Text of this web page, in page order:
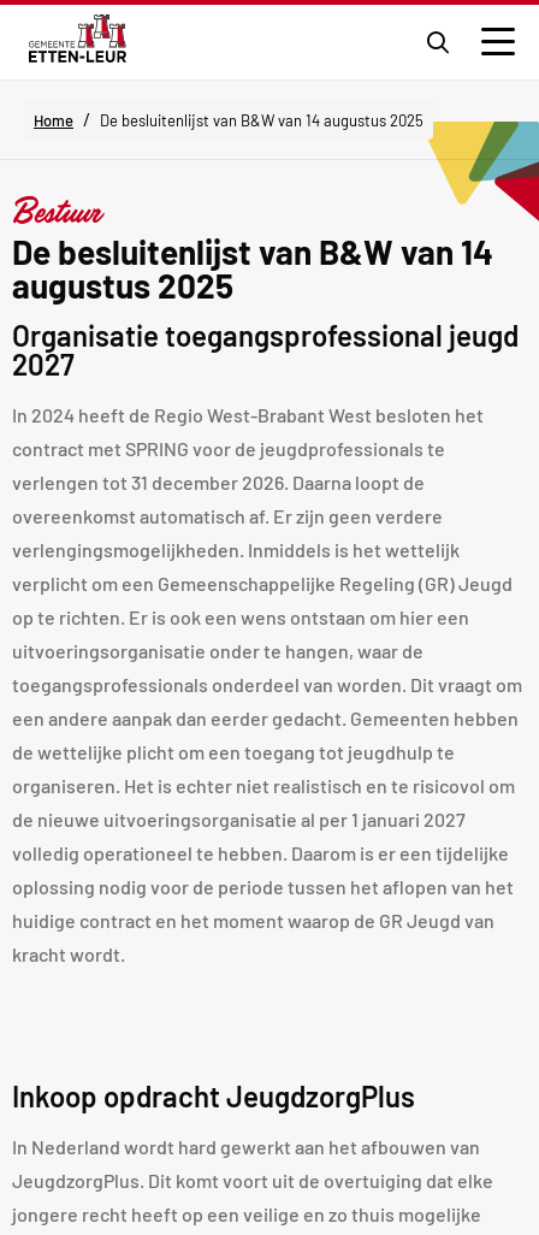
naar
Home / De besluitenlijst van B&W van 14 augustus 2025
Bestuur
De besluitenlijst van B&W van 14
augustus 2025
Organisatie toegangsprofessional jeugd
2027
In 2024 heeft de Regio West-Brabant West besloten het
contract met SPRING voor de jeugdprofessionals te
verlengen tot 31 december 2026. Daarna loopt de
overeenkomst automatisch af. Er zijn geen verdere
verlengingsmogelijkheden. Inmiddels is het wettelijk
verplicht om een Gemeenschappelijke Regeling (GR) Jeugd
op te richten. Er is ook een wens ontstaan om hier een
uitvoeringsorganisatie onder te hangen, waar de
toegangsprofessionals onderdeel van worden. Dit vraagt om
een andere aanpak dan eerder gedacht. Gemeenten hebben
de wettelijke plicht om een toegang tot jeugdhulp te
organiseren. Het is echter niet realistisch en te risicovol om
de nieuwe uitvoeringsorganisatie al per 1 januari 2027
volledig operationeel te hebben. Daarom is er een tijdelijke
oplossing nodig voor de periode tussen het aflopen van het
huidige contract en het moment waarop de GR Jeugd van
kracht wordt.
Inkoop opdracht JeugdzorgPlus
In Nederland wordt hard gewerkt aan het afbouwen van
JeugdzorgPlus. Dit komt voort uit de overtuiging dat elke
jongere recht heeft op een veilige en zo thuis mogelijke